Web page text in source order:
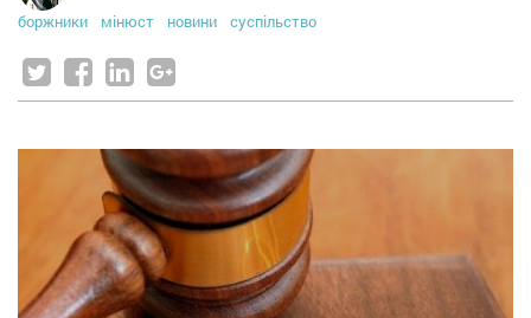
боржники
мінюст новини суспільство